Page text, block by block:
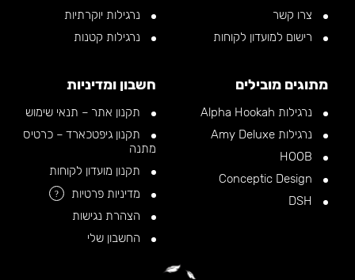
צרו קשר
רישום למועדון לקוחות
נרגילות יוקרתיות
נרגילות קטנות
מתוגים מובילים
נרגילות Alpha Hookah
נרגילות Amy Deluxe
חשבון ומדיניות
תקנון אתר – תנאי שימוש
תקנון גיפטכארד – כרטיס
מתנה
תקנון מועדון לקוחות
מדיניות פרטיות
?
הצהרת נגישות
החשבון שלי